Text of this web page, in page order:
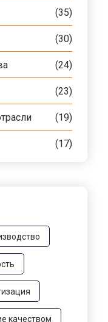
(35)
(30)
(24)
(23)
(19)
(17)
качеством